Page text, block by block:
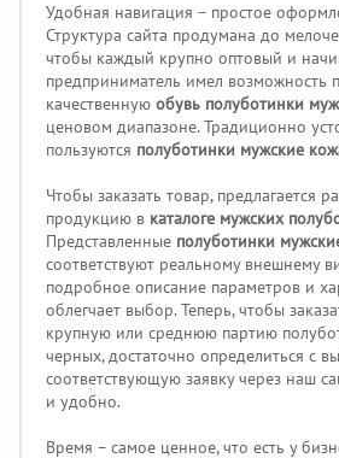
Удобная навигация – простое
Структура сайта продумана до
чтобы каждый крупно оптовый и
предприниматель имел возможность
качественную обувь полуботинки
ценовом диапазоне. Традиционно
пользуются полуботинки мужские
Чтобы заказать товар, предлагается
продукцию в каталоге мужских
Представленные полуботинки
соответствуют реальному внешнему
подробное описание параметров и
облегчает выбор. Теперь, чтобы
крупную или среднюю партию
черных, достаточно определиться с
соответствующую заявку через наш
и удобно.
Время – самое ценное, что есть у